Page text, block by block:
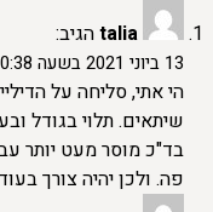
taliaהגיב:
13 ביוני 2021 בשעה 10:38
הי אתי, סליחה על
שיתאים. תלוי בגודל
בד"כ מוסר מעט יותר
פה. ולכן יהיה צורך